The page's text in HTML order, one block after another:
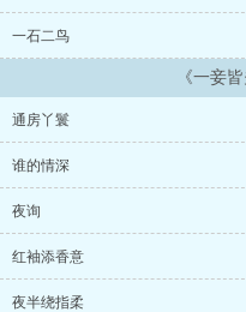
一石二鸟
《一妾
通房丫鬟
谁的情深
夜询
红袖添香意
夜半绕指柔